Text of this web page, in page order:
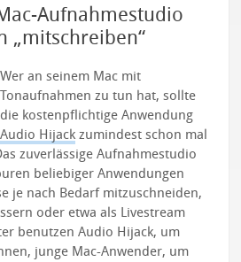
Aufnahmestudio
„mitschreiben“
Wer an seinem Mac mit
Tonaufnahmen zu tun hat, sollte
die kostenpflichtige Anwendung
Audio Hijack zumindest schon mal
zuverlässige Aufnahmestudio
beliebiger Anwendungen
je nach Bedarf mitzuschneiden,
oder etwa als Livestream
benutzen Audio Hijack, um
junge Mac-Anwender, um